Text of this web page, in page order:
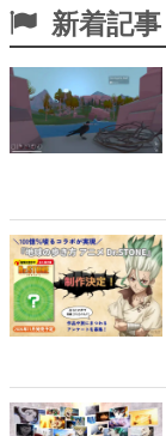
新着記事